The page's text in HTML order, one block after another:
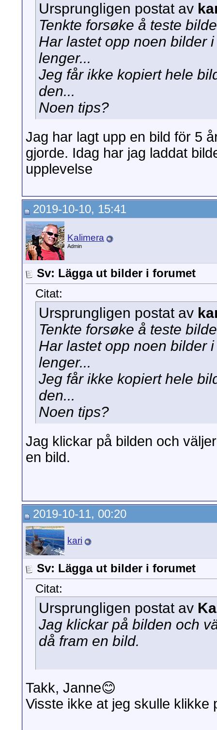
Ursprungligen postat av
Tenkte forsøke å teste
Har lastet opp noen bilder
lenger...
Jeg får ikke kopiert hele
den...
Noen tips?
Jag har lagt upp en bild för 5
gjorde. Idag har jag laddat
upplevelse
2019-10-10, 15:41
Kalimera
Admin
Sv: Lägga ut bilder i forumet
Citat:
Ursprungligen postat av
Tenkte forsøke å teste
Har lastet opp noen bilder
lenger...
Jeg får ikke kopiert hele
den...
Noen tips?
Jag klickar på bilden och
en bild.
2019-10-11, 00:20
kari
Sv: Lägga ut bilder i forumet
Citat:
Ursprungligen postat av
Jag klickar på bilden och
då fram en bild.
Takk, Janne😊
Visste ikke at jeg skulle klikke